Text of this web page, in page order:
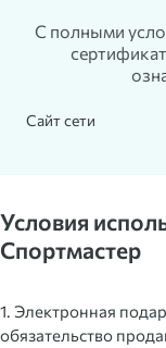
С полными
Сайт сети
Условия
Спортмастер
1. Электронная
обязательство